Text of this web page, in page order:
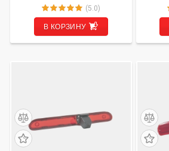
(5.0)
В КОРЗИНУ